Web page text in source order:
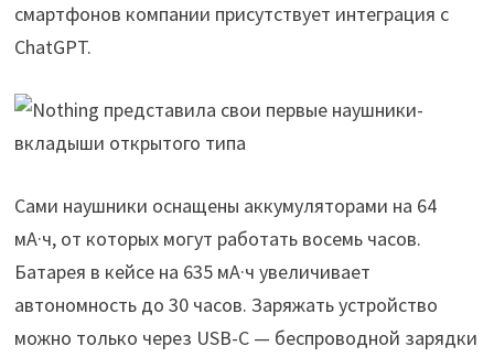
смартфонов компании присутствует интеграция с
ChatGPT.
Сами наушники оснащены аккумуляторами на 64
мА·ч, от которых могут работать восемь часов.
Батарея в кейсе на 635 мА·ч увеличивает
автономность до 30 часов. Заряжать устройство
можно только через USB-C — беспроводной зарядки